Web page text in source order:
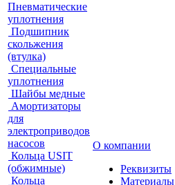
Пневматические
уплотнения
Подшипник
скольжения
(втулка)
Специальные
уплотнения
Шайбы медные
Амортизаторы
для
электроприводов
насосов
Кольца USIT
(обжимные)
Кольца
О компании
Реквизиты
Материалы